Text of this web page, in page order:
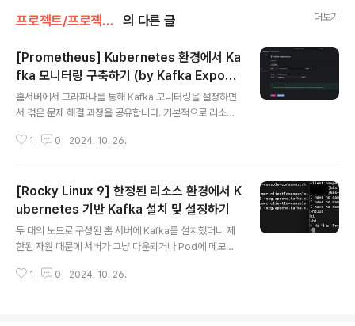
프로젝트/프로젝트 과정 의 다른 글 더보기
[Prometheus] Kubernetes 환경에서 Ka
fka 모니터링 구축하기 (by Kafka Export
er)
홈서버에서 그라파나를 통해 Kafka 모니터링을 설정하면
서 겪은 문제 해결 과정을 공유합니다. 기본적으로 리소스
량을 제어하고, Kafka와 Prometheus Exporter 간 연
연결이 지속적으로 실패하는 문제가 발생했는데,원인을 분
석해보니 Kafka SASL 인증 설정 누락과 Kafka 서버 주
소를 자동으로 찾지 못하는 두 가지 문제가 있었습니다. 따
라서 아래와 같이 인증 정보와 Kafka 서버 주소를 명시적
령어로 어떤 value 들을 설정할 수 있는지 볼..
1 0 2024. 10. 26.
[Rocky Linux 9] 한정된 리소스 환경에서 K
ubernetes 기반 Kafka 설치 및 설정하기
두 대의 노드로 구성된 홈 서버에 Kafka를 설치했더니 제
한된 자원 때문에 서버가 그냥 다운되거나 Pod에 메모리
서 Pod가 아닌 컨테이너 자체의 메모리 할당을 조정하는
1 0 2024. 10. 26.